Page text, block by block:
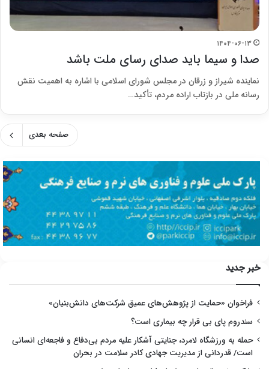
۱۴۰۴-۰۶-۱۳
صدا و سیما باید صدای رسای ملت باشد
نماینده شیراز و زرقان در مجلس شورای اسلامی با اشاره به اهمیت نقش
رسانه ملی در بازتاب اراده مردم، تأکید…
صفحه بعدی
خبر جدید
فراخوان «حمایت از پژوهش‌های عمیق شرکت‌های دانش‌بنیان»
سندروم پای بی قرار چه بیماری است؟
حمله به ورزشگاه لامرد، جنایتی آشکار علیه مردم بی‌دفاع و فاجعه‌ای انسانی
است/ قدردانی از مدیریت جهادی کادر سلامت در بحران